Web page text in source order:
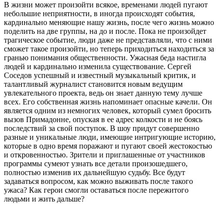
В жизни может произойти всякое, временами людей пугают
небольшие неприятности, в иногда происходят события,
кардинально меняющие нашу жизнь, после чего жизнь можно
поделить на две группы, на до и после. Пока не произойдет
трагическое событие, люди даже не представляли, что с ними
сможет такое произойти, но теперь приходиться находиться за
гранью понимания общественности. Ужасная беда настигла
людей и кардинально изменила существование. Сергей
Соседов успешный и известный музыкальный критик, и
талантливый журналист становится новым ведущим
увлекательного проекта, ведь он знает данную тему лучше
всех. Его собственная жизнь напоминает опасные качели. Он
является одним из немногих человек, который сумел бросить
вызов Примадонне, опуская в ее адрес колкости и не боясь
последствий за свой поступок. В шоу придут совершенно
разные и уникальные люди, имеющие интригующие историю,
которые в одно время поражают и пугают своей жестокостью
и откровенностью. Зрители и приглашенные от участников
программы сумеют узнать все детали произошедшего,
полностью изменив их дальнейшую судьбу. Все будут
задаваться вопросом, как можно выживать после такого
ужаса? Как герои смогли оставаться после пережитого
людьми и жить дальше?